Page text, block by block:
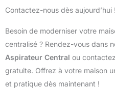
Contactez-nous dès aujourd’hui !
Besoin de moderniser votre
centralisé ? Rendez-vous dans
Aspirateur Central ou
gratuite. Offrez à votre maison
et pratique dès maintenant !